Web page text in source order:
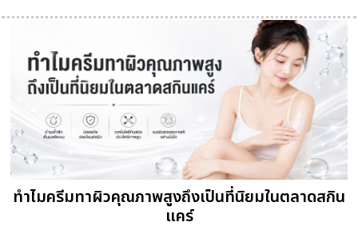
ทำไมครีมทาผิวคุณภาพสูงถึงเป็นที่นิยมในตลาดสกิน
แคร์